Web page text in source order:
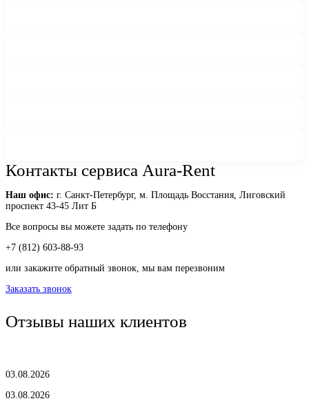
Контакты сервиса Aura-Rent
Наш офис: г. Санкт-Петербург, м. Площадь Восстания, Лиговский
проспект 43-45 Лит Б
Все вопросы вы можете задать по телефону
+7 (812) 603-88-93
или закажите обратный звонок, мы вам перезвоним
Заказать звонок
Отзывы наших клиентов
03.08.2026
03.08.2026